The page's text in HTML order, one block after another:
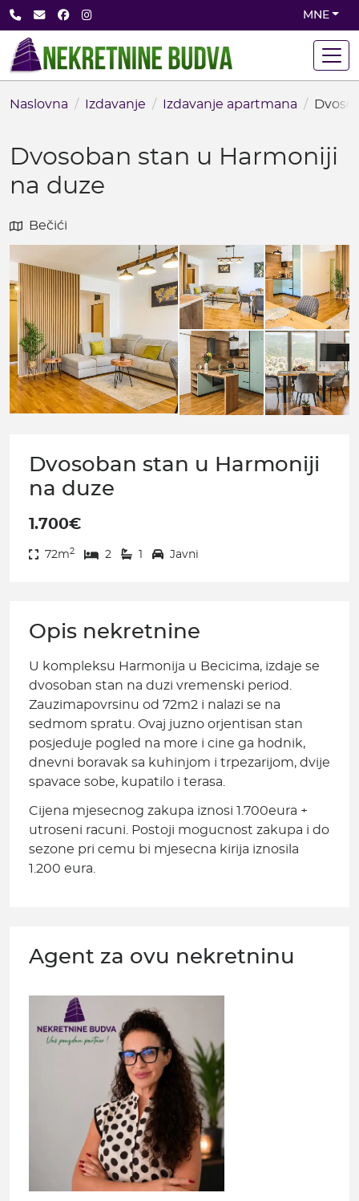
Skip
to
main
content
+382 68 891 710
office@nekretninebudva.com
FacebookInstagram MNE
Naslovna Izdavanje Izdavanje apartmana
Dvosoban stan u Harmoniji
na duze
Bečići
Dvosoban stan u Harmoniji
na duze
1.700€
72m2 2 1 Javni
Opis nekretnine
U kompleksu Harmonija u Becicima, izdaje se
dvosoban stan na duzi vremenski period.
Zauzimapovrsinu od 72m2 i nalazi se na
sedmom spratu. Ovaj juzno orjentisan stan
posjeduje pogled na more i cine ga hodnik,
dnevni boravak sa kuhinjom i trpezarijom, dvije
spavace sobe, kupatilo i terasa.
Cijena mjesecnog zakupa iznosi 1.700eura +
utroseni racuni. Postoji mogucnost zakupa i do
sezone pri cemu bi mjesecna kirija iznosila
1.200 eura.
Agent za ovu nekretninu